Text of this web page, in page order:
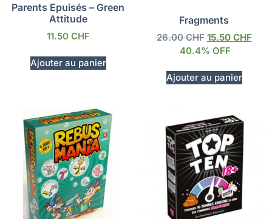
Parents Epuisés – Green
Attitude
11.50 CHF
Ajouter au panier
Fragments
26.00CHF 15.50 CHF
40.4% OFF
Ajouter au panier